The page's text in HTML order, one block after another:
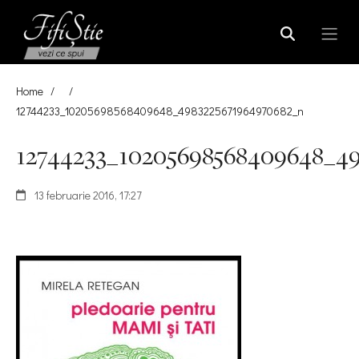
Home /
/
12744233_10205698568409648_4983225671964970682_n
13 februarie 2016, 17:27